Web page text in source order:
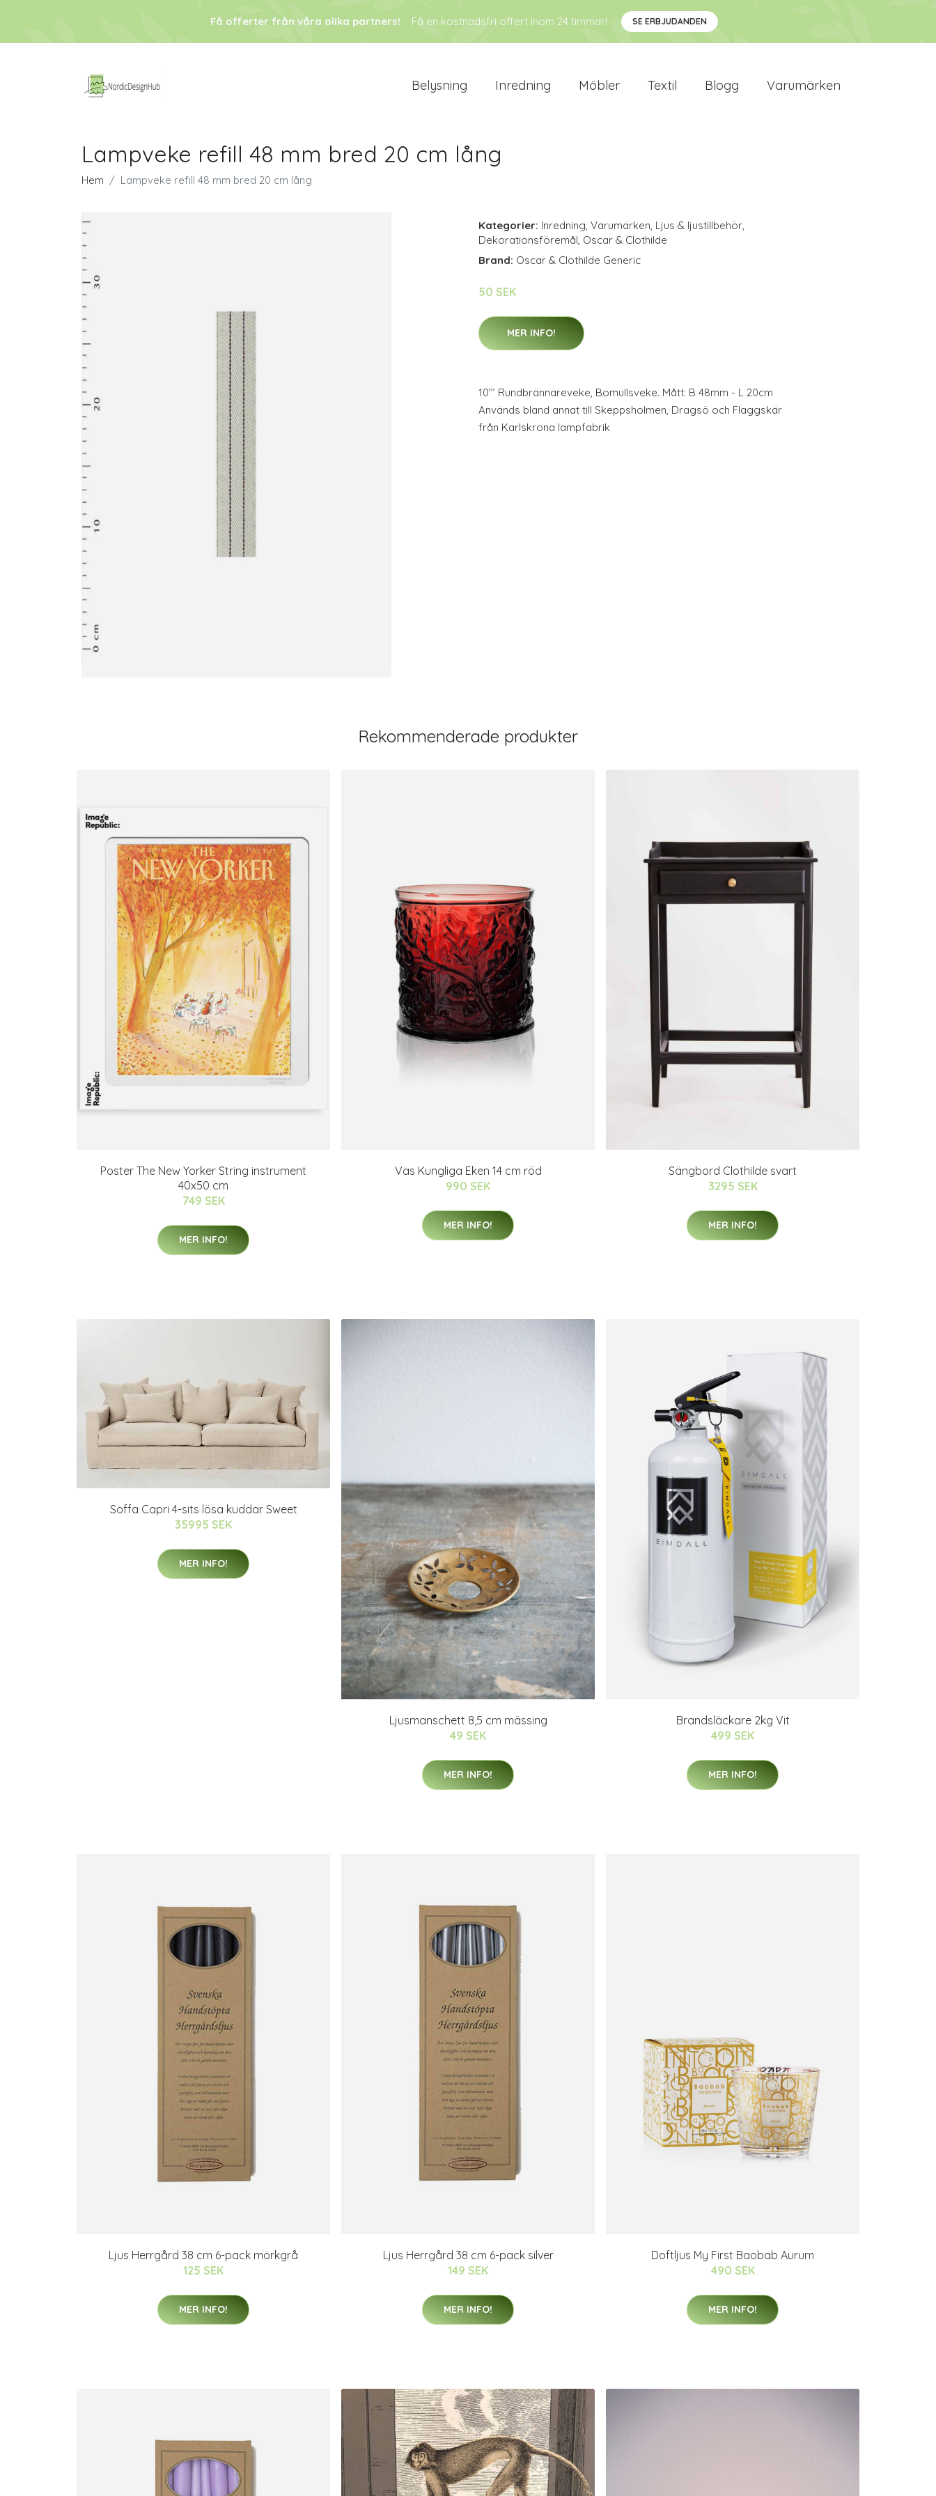
Få offerter från våra olika partners! Få en kostnadsfri offert inom 24 timmar! SE ERBJUDANDEN
Belysning Inredning Möbler Textil Blogg Varumärken
Lampveke refill 48 mm bred 20 cm lång
Hem Lampveke refill 48 mm bred 20 cm lång
Kategorier: Inredning, Varumärken, Ljus & ljustillbehör,
Dekorationsföremål, Oscar & Clothilde
Brand: Oscar & Clothilde Generic
50 SEK
MER INFO!
10’’’ Rundbrännareveke, Bomullsveke. Mått: B 48mm - L 20cm
Används bland annat till Skeppsholmen, Dragsö och Flaggskär
från Karlskrona lampfabrik
Rekommenderade produkter
Poster The New Yorker String instrument
40x50 cm
749 SEK
MER INFO!
Vas Kungliga Eken 14 cm röd
990 SEK
MER INFO!
Sängbord Clothilde svart
3295 SEK
MER INFO!
Soffa Capri 4-sits lösa kuddar Sweet
35995 SEK
MER INFO!
Ljusmanschett 8,5 cm mässing
49 SEK
MER INFO!
Brandsläckare 2kg Vit
499 SEK
MER INFO!
Ljus Herrgård 38 cm 6-pack mörkgrå
125 SEK
MER INFO!
Ljus Herrgård 38 cm 6-pack silver
149 SEK
MER INFO!
Doftljus My First Baobab Aurum
490 SEK
MER INFO!